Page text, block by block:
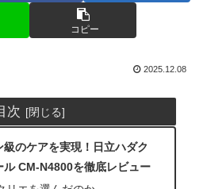
コピー
2025.12.08
次
級のケアを実現！日立ハダク
ル CM-N4800を徹底レビュー